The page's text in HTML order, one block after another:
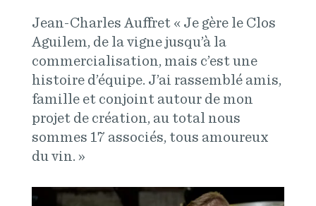
Jean-Charles Auffret « Je gère le Clos
Aguilem, de la vigne jusqu’à la
commercialisation, mais c’est une
histoire d’équipe. J’ai rassemblé amis,
famille et conjoint autour de mon
projet de création, au total nous
sommes 17 associés, tous amoureux
du vin. »